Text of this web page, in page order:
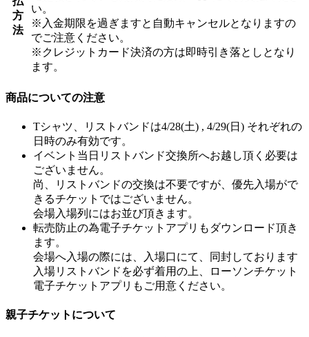
方
法
い。
※入金期限を過ぎますと自動キャンセルとなりますの
でご注意ください。
※クレジットカード決済の方は即時引き落としとなり
ます。
商品についての注意
Tシャツ、リストバンドは4/28(土) , 4/29(日) それぞれの
日時のみ有効です。
イベント当日リストバンド交換所へお越し頂く必要は
ございません。
尚、リストバンドの交換は不要ですが、優先入場がで
きるチケットではございません。
会場入場列にはお並び頂きます。
転売防止の為電子チケットアプリもダウンロード頂き
ます。
会場へ入場の際には、入場口にて、同封しております
入場リストバンドを必ず着用の上、ローソンチケット
電子チケットアプリもご用意ください。
親子チケットについて